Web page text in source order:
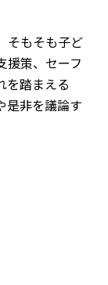
そもそも子ど
援策、セーフ
を踏まえる
是非を議論す